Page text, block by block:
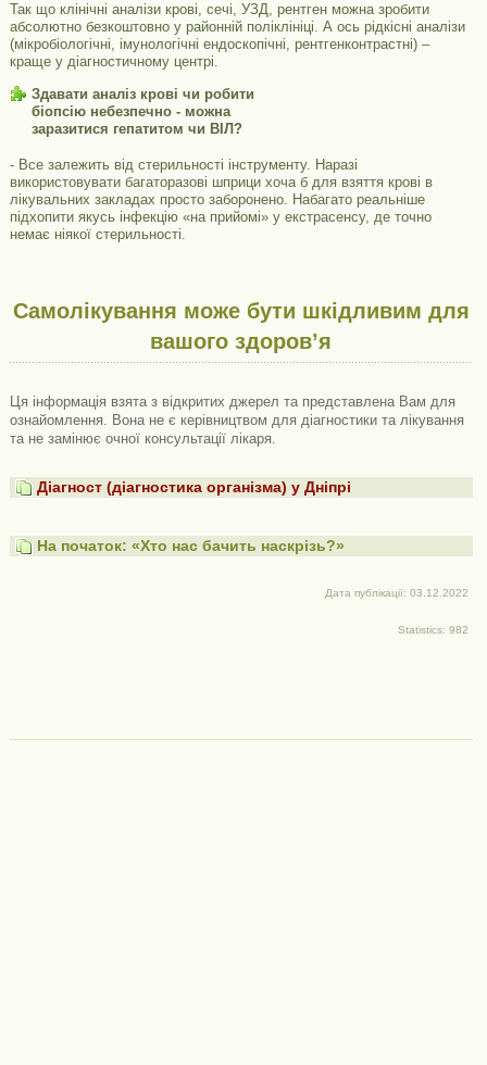
Так що клінічні аналізи крові, сечі, УЗД, рентген можна зробити
абсолютно безкоштовно у районній поліклініці. А ось рідкісні аналізи
(мікробіологічні, імунологічні ендоскопічні, рентгенконтрастні) –
краще у діагностичному центрі.
Здавати аналіз крові чи робити
біопсію небезпечно - можна
заразитися гепатитом чи ВІЛ?
- Все залежить від стерильності інструменту. Наразі
використовувати багаторазові шприци хоча б для взяття крові в
лікувальних закладах просто заборонено. Набагато реальніше
підхопити якусь інфекцію «на прийомі» у екстрасенсу, де точно
немає ніякої стерильності.
Самолікування може бути шкідливим для
вашого здоров’я
Ця інформація взята з відкритих джерел та представлена ​​Вам для
ознайомлення. Вона не є керівництвом для діагностики та лікування
та не замінює очної консультації лікаря.
Діагност (діагностика організма) у Дніпрі
На початок: «Хто нас бачить наскрізь?»
Дата публікації: 03.12.2022
Statistics: 982